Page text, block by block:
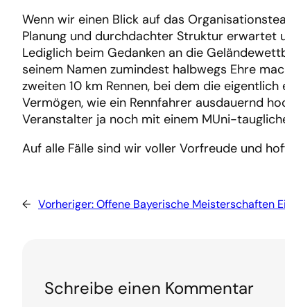
Wenn wir einen Blick auf das
Planung und durchdachter Struktur erwartet
Lediglich beim Gedanken an die
seinem Namen zumindest halbwegs Ehre
zweiten 10 km Rennen, bei dem die
Vermögen, wie ein Rennfahrer ausdauernd
Veranstalter ja noch mit einem MUni-
Auf alle Fälle sind wir voller Vorfreude und
← Vorheriger:Offene Bayerische Meisterschaften
Schreibe einen Kommentar